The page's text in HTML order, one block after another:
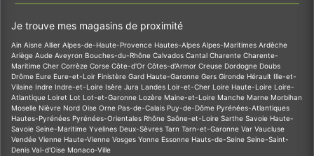
Je trouve mes magasins de proximité
Ain Aisne Allier Alpes-de-Haute-Provence Hautes-Alpes Alpes-Maritimes Ardèche
Ariège Aude Aveyron Bouches-du-Rhône Calvados Cantal Charente Charente-
Maritime Cher Corrèze Corse Côte-d'Or Côtes-d'Armor Creuse Dordogne Doubs
Drôme Eure Eure-et-Loir Finistère Gard Haute-Garonne Gers Gironde Hérault Ille-et-
Vilaine Indre Indre-et-Loire Isère Jura Landes Loir-et-Cher Loire Haute-Loire Loire-
Atlantique Loiret Lot Lot-et-Garonne Lozère Maine-et-Loire Manche Marne Morbihan
Moselle Nièvre Nord Oise Orne Pas-de-Calais Puy-de-Dôme Pyrénées-Atlantiques
Hautes-Pyrénées Pyrénées-Orientales Rhône Saône-et-Loire Sarthe Savoie Haute-
Savoie Seine-Maritime Yvelines Deux-Sèvres Tarn Tarn-et-Garonne Var Vaucluse
Vendée Vienne Haute-Vienne Vosges Yonne Essonne Hauts-de-Seine Seine-Saint-
Denis Val-d'Oise Monaco-Ville